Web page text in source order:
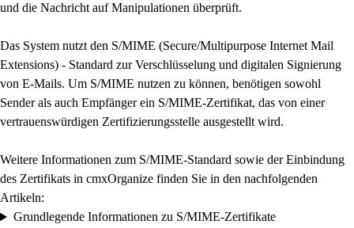
und die Nachricht auf Manipulationen überprüft.
Das System nutzt den S/MIME (Secure/Multipurpose Internet Mail
Extensions) - Standard zur Verschlüsselung und digitalen Signierung
von E-Mails. Um S/MIME nutzen zu können, benötigen sowohl
Sender als auch Empfänger ein S/MIME-Zertifikat, das von einer
vertrauenswürdigen Zertifizierungsstelle ausgestellt wird.
Weitere Informationen zum S/MIME-Standard sowie der Einbindung
des Zertifikats in cmxOrganize finden Sie in den nachfolgenden
Artikeln:
Grundlegende Informationen zu S/MIME-Zertifikate